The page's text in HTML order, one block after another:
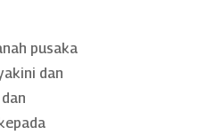
pusaka
dan